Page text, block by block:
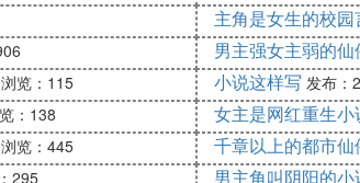
箣绫荤殑鎯呰妭锛屾湰涔︿腑鐨勪富
氱殑浜猴紝闄や簡鏈変竴棰楀潥瀹氱
鸿呯敓銆備竴浠嬪嚒浜猴紝浠欓亾浜
主角是女生的校
男主强女主弱的
浏览：115 小说这样写 发布：
：138 女主是网红重生
浏览：445 千章以上的都市
295 男主角叫阴阳的